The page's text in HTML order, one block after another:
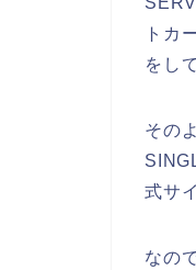
トカ
をし
その
式サ
なの